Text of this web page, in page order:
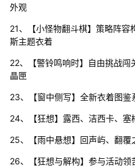
外观
21、【小怪物翻斗棋】策略阵容
斯主题衣着
22、【警铃鸣响时】自由挑战
晶匣
23、【窗中侧写】全新衣着图鉴
24、【狂想】露西、洁西卡、塞
25、【雨中悬想】回声屿、翻覆
26、【狂想与解构】参与活动领